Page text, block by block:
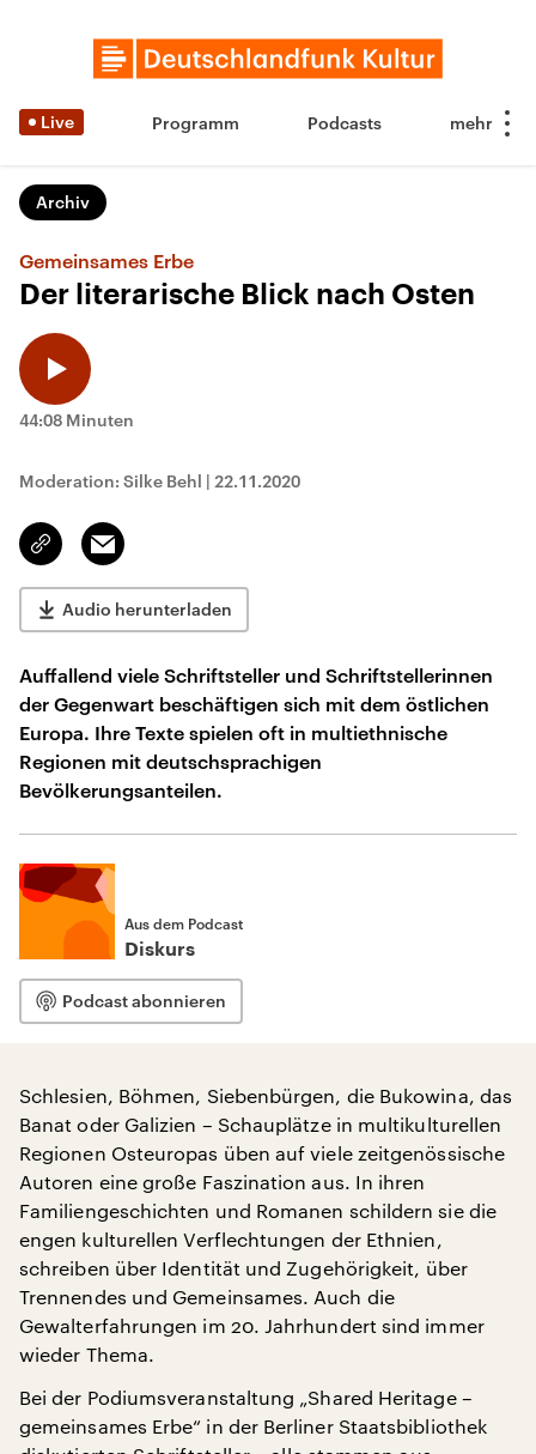
Live Programm Podcasts
Archiv
Gemeinsames Erbe
Der literarische Blick nach Osten
44:08 Minuten
Moderation: Silke Behl | 22.11.2020
Link
kopieren/teilen
Email
Audio herunterladen
Auffallend viele Schriftsteller und Schriftstellerinnen
der Gegenwart beschäftigen sich mit dem östlichen
Europa. Ihre Texte spielen oft in multiethnische
Regionen mit deutschsprachigen
Bevölkerungsanteilen.
Aus dem Podcast
Diskurs
Podcast abonnieren
Schlesien, Böhmen, Siebenbürgen, die Bukowina, das
Banat oder Galizien – Schauplätze in multikulturellen
Regionen Osteuropas üben auf viele zeitgenössische
Autoren eine große Faszination aus. In ihren
Familiengeschichten und Romanen schildern sie die
engen kulturellen Verflechtungen der Ethnien,
schreiben über Identität und Zugehörigkeit, über
Trennendes und Gemeinsames. Auch die
Gewalterfahrungen im 20. Jahrhundert sind immer
wieder Thema.
Bei der Podiumsveranstaltung „Shared Heritage –
gemeinsames Erbe“ in der Berliner Staatsbibliothek